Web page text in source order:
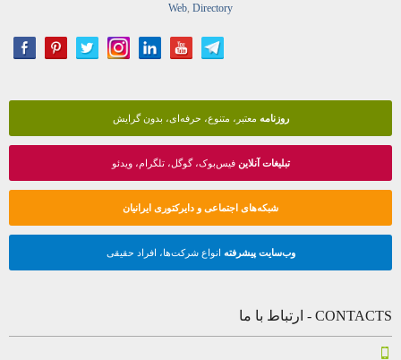
Web Directory
روزنامه معتبر، متنوع، حرفه‌ای، بدون گرایش
تبلیغات آنلاینفیس‌بوک، گوگل، تلگرام، ویدئو
شبکه‌های اجتماعی و دایرکتوری ایرانیان
وب‌سایت پیشرفته انواع شرکت‌ها، افراد حقیقی
CONTACTS - ارتباط با ما